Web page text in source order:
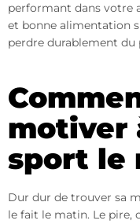
performant dans votre
et bonne alimentation
perdre durablement du
motiver
sport le
Dur dur de trouver sa
le fait le matin. Le pire,